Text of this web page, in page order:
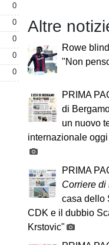
0
0
0
0
0
Altre
Rowe
"Non
PRIMA
di
un nuovo
internazionale
PRIMA
Corriere di
casa dello
CDK e il dubbio
Krstovic"